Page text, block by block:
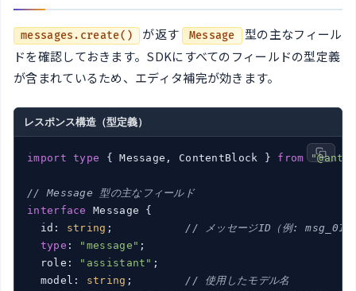
messages.create() が返す Message
型の主なフィール
ドを確認しておきます。SDKにすべてのフィールドの型定義
が含まれているため、エディタ補完が効きます。
レスポンス構造（型定義）
import type { Message, ContentBlock } from
// Message 型の主なフィールド
interface
Message {
  id:
string ; // メッセージID（例:
type : "message" ;
  role:
"assistant" ;
  model:
string ; // 使用したモデル名